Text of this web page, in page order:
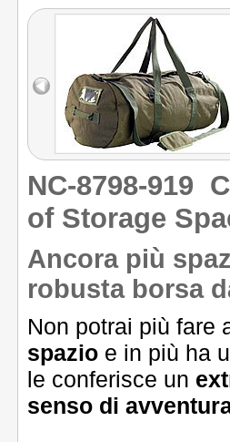
NC-8798-919
of Storage
Ancora più
robusta borsa
Non potrai più fare
spazio e in più ha
le conferisce un
senso di